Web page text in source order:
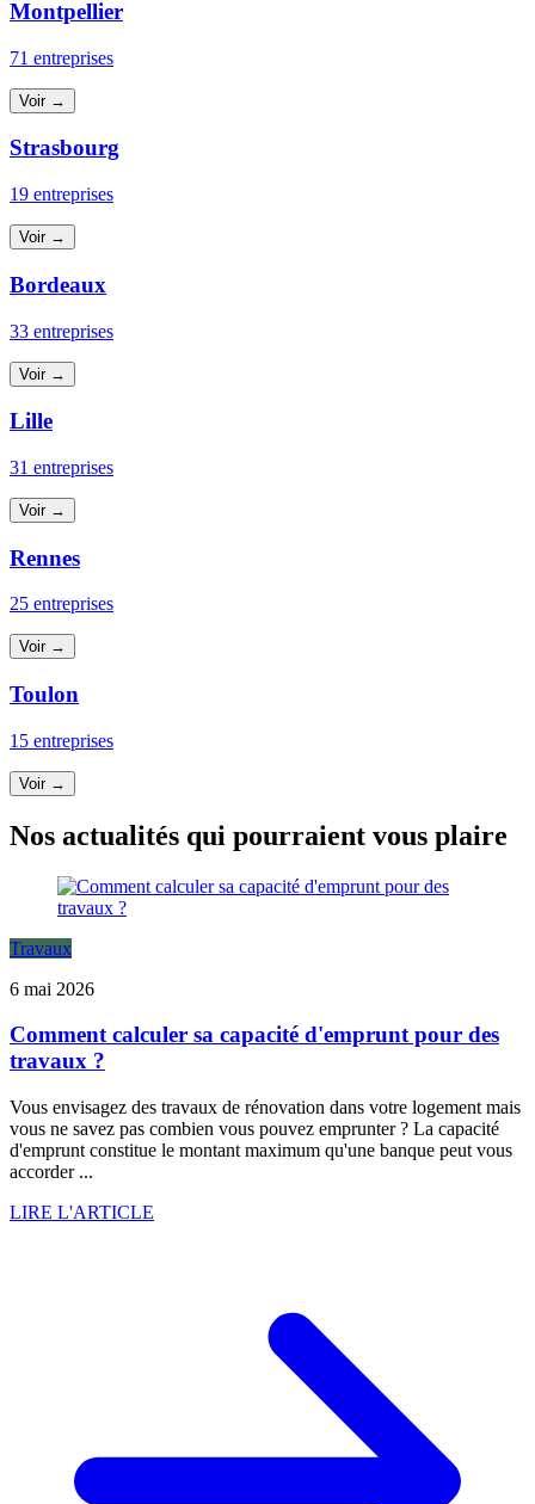
Montpellier
71 entreprises
Voir →
Strasbourg
19 entreprises
Voir →
Bordeaux
33 entreprises
Voir →
Lille
31 entreprises
Voir →
Rennes
25 entreprises
Voir →
Toulon
15 entreprises
Voir →
Nos actualités qui pourraient vous plaire
Travaux
6 mai 2026
Comment calculer sa capacité d'emprunt pour des
travaux ?
Vous envisagez des travaux de rénovation dans votre logement mais
vous ne savez pas combien vous pouvez emprunter ? La capacité
d'emprunt constitue le montant maximum qu'une banque peut vous
accorder ...
LIRE L'ARTICLE